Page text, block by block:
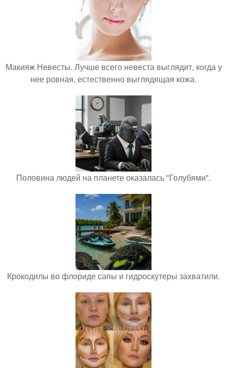
Макияж Невесты. Лучше всего невеста выглядит, когда у
нее ровная, естественно выглядящая кожа.
Половина людей на планете оказалась "Голубями".
Крокодилы во флориде сапы и гидроскутеры захватили.